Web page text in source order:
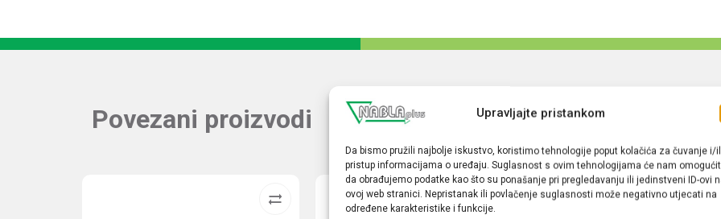
Upravljajte pristankom
Da bismo pružili najbolje iskustvo, koristimo tehnologije poput kolačića za čuvanje i/
pristup informacijama o uređaju. Suglasnost s ovim tehnologijama će nam
da obrađujemo podatke kao što su ponašanje pri pregledavanju ili jedinstveni ID-ovi
ovoj web stranici. Nepristanak ili povlačenje suglasnosti može negativno utjecati na
određene karakteristike i funkcije.
Povezani proizvodi